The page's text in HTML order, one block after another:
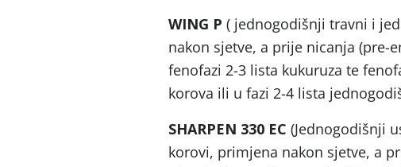
WING P ( jednogodišnji travni i
nakon sjetve, a prije nicanja (pre-
fenofazi 2-3 lista kukuruza te
korova ili u fazi 2-4 lista
SHARPEN 330 EC (Jednogodišnji
korovi, primjena nakon sjetve, a